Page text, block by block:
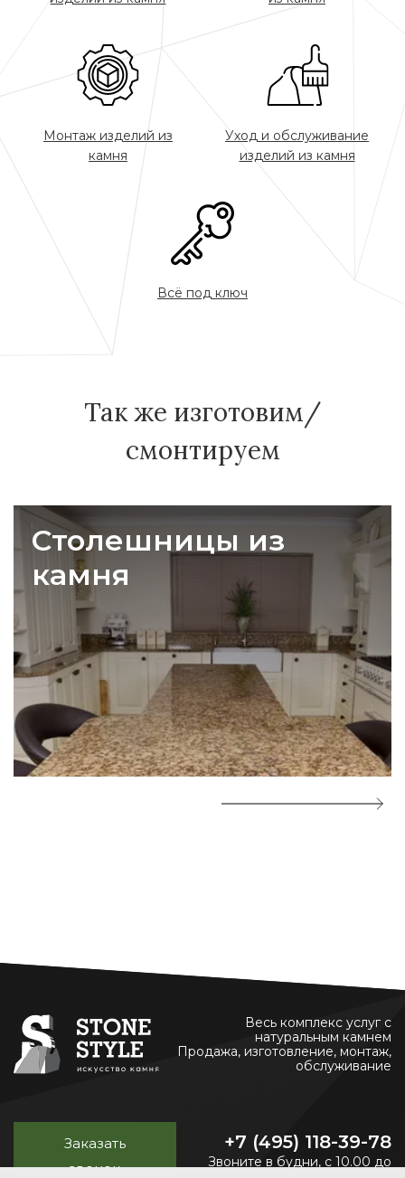
Монтаж изделий из
камня
Уход и обслуживание
изделий из камня
Всё под ключ
Так же изготовим/
смонтируем
Столешницы из
камня
Весь комплекс услуг с
натуральным камнем
Продажа, изготовление, монтаж,
обслуживание
Заказать
звонок
+7 (495) 118-39-78
Звоните в будни, с 10.00 до